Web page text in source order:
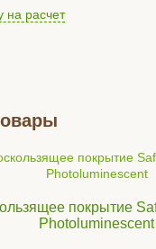
на расчет
покрытие
Photoluminescent